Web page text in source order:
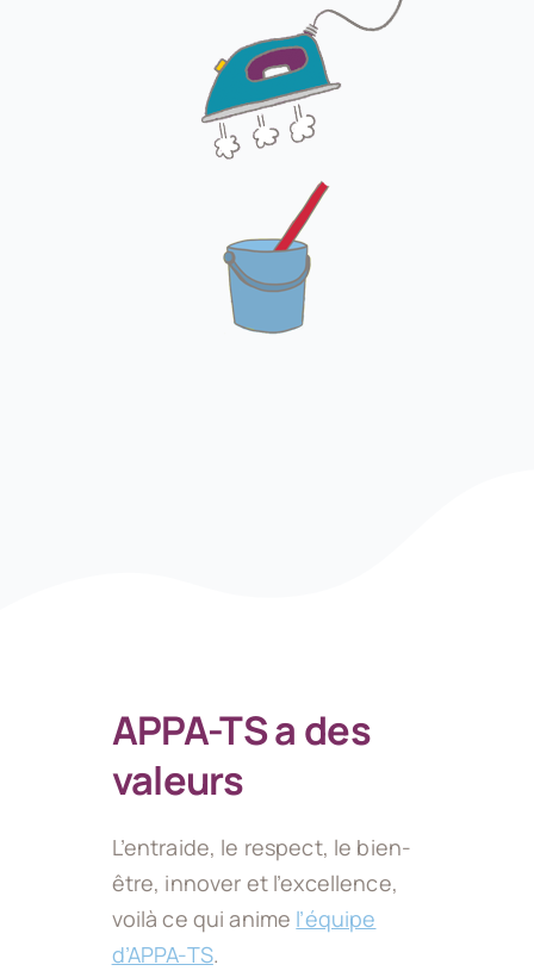
APPA-TS a des
valeurs
L’entraide, le respect, le bien-
être, innover et l’excellence,
voilà ce qui anime l’équipe
d’APPA-TS.